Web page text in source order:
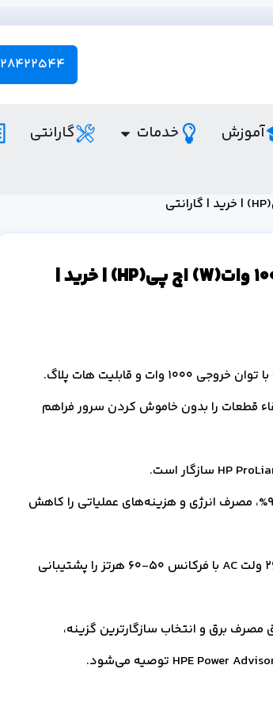
28422544 - 021
آموزش خدمات گارانتی
قیمت پاور سرور 1000 وات(W) اچ پی(HP) | خرید |
قطعات را بدون خاموش کردن سرور فراهم
این پاور با راندمان 94%، مصرف انرژی و هزینه‌های عملیاتی را کاهش
ولتاژ ورودی 90 – 264 ولت AC با فرکانس 50-60 هرتز را پشتیبانی
مصرف برق و انتخاب سازگارترین گزینه،